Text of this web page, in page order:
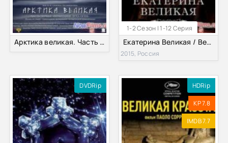
Арктика великая. Часть первая. Почитание духа огня (2014)
1-2 Сезон | 1-12 Серия
Екатерина Великая / Великая (1-2 Сезон)
2015, Россия
DVDRip HDRip
KP 7.8
IMDB 7.7